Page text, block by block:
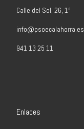
Calle del Sol, 26, 1º
info@psoecalahorra.es
941 13 25 11
Enlaces